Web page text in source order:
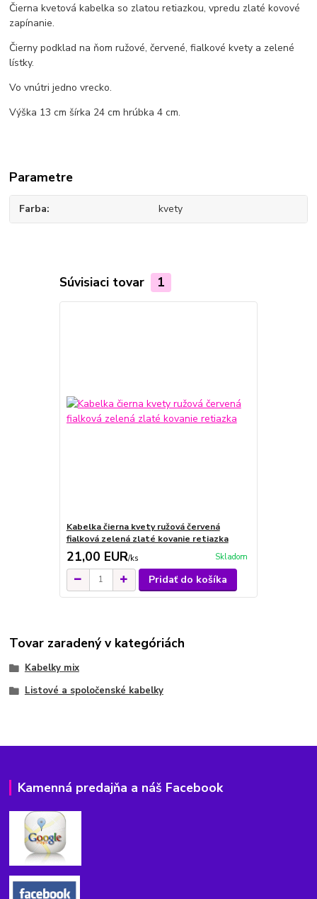
Čierna kvetová kabelka so zlatou retiazkou, vpredu zlaté kovové
zapínanie.
Čierny podklad na ňom ružové, červené, fialkové kvety a zelené
lístky.
Vo vnútri jedno vrecko.
Výška 13 cm šírka 24 cm hrúbka 4 cm.
Parametre
Farba kvety
Súvisiaci tovar 1
Kabelka čierna kvety ružová červená
fialková zelená zlaté kovanie retiazka
21,00 EUR/ks Skladom
Pridať do košíka
Tovar zaradený v kategóriách
Kabelky mix
Listové a spoločenské kabelky
Kamenná predajňa a náš Facebook